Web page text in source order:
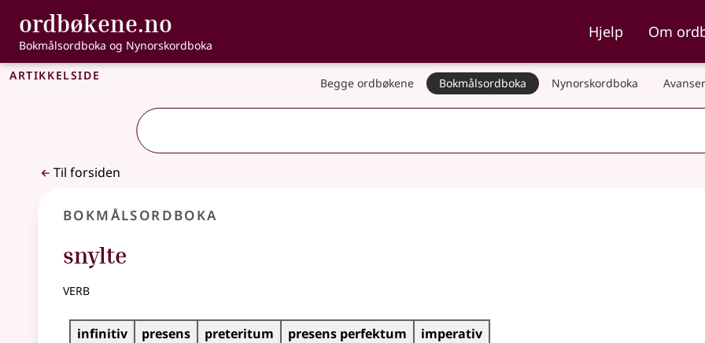
Gå til hovedinnhold
Tilgjengelighet
ordbøkene.no , Bokmålsordboka og Nynorskordboka
Bokmålsordboka og Nynorskordboka
Hjelp Om
Artikkelside Begge ordbøkene Bokmålsordboka Nynorskordboka
Til forsiden
Bokmålsordboka
snylte
verb
Bøyingstabell for dette verbet
infinitiv presens preteritum presens perfektum
imperativ